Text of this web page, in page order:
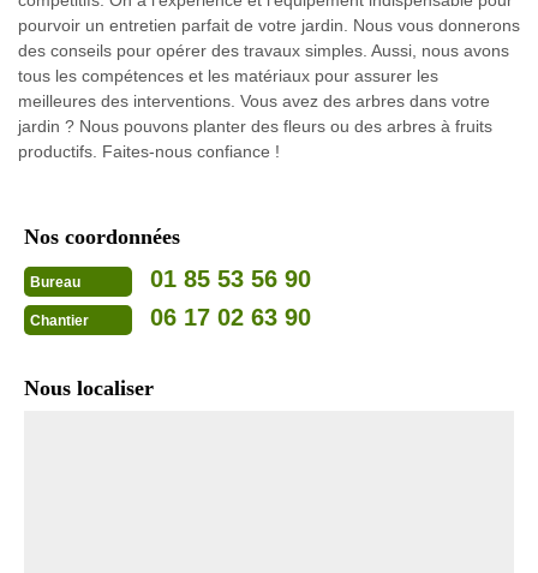
pourvoir un entretien parfait de votre jardin. Nous vous donnerons
des conseils pour opérer des travaux simples. Aussi, nous avons
tous les compétences et les matériaux pour assurer les
meilleures des interventions. Vous avez des arbres dans votre
jardin ? Nous pouvons planter des fleurs ou des arbres à fruits
productifs. Faites-nous confiance !
Nos coordonnées
Bureau 01 85 53 56 90
Chantier 06 17 02 63 90
Nous localiser